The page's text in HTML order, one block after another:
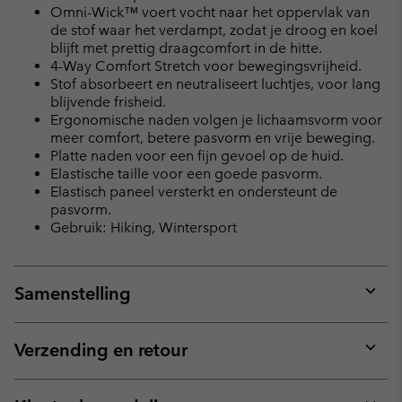
Omni-Wick™ voert vocht naar het oppervlak van
de stof waar het verdampt, zodat je droog en koel
blijft met prettig draagcomfort in de hitte.
4-Way Comfort Stretch voor bewegingsvrijheid.
Stof absorbeert en neutraliseert luchtjes, voor lang
blijvende frisheid.
Ergonomische naden volgen je lichaamsvorm voor
meer comfort, betere pasvorm en vrije beweging.
Platte naden voor een fijn gevoel op de huid.
Elastische taille voor een goede pasvorm.
Elastisch paneel versterkt en ondersteunt de
pasvorm.
Gebruik: Hiking, Wintersport
Samenstelling
or
Verzending en retour
or